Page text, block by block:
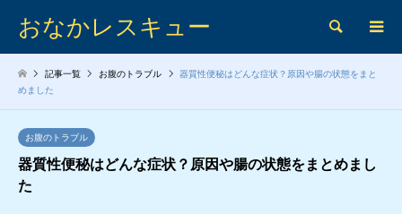
おなかレスキュー 検索
記事一覧 お腹のトラブル
器質性便秘はどんな症状？原因や腸の状態をまと
めました
お腹のトラブル
器質性便秘はどんな症状？原因や腸の状態をまとめまし
た